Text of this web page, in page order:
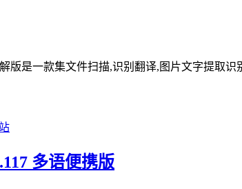
版是一款集文件扫描,识别翻译,图片文字提取
多语便携版